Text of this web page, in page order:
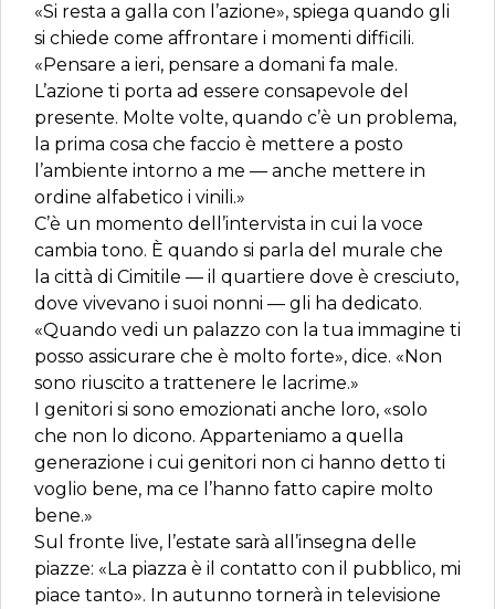
«Si resta a galla con l’azione», spiega quando gli
si chiede come affrontare i momenti difficili.
«Pensare a ieri, pensare a domani fa male.
L’azione ti porta ad essere consapevole del
presente. Molte volte, quando c’è un problema,
la prima cosa che faccio è mettere a posto
l’ambiente intorno a me — anche mettere in
ordine alfabetico i vinili.»
C’è un momento dell’intervista in cui la voce
cambia tono. È quando si parla del murale che
la città di Cimitile — il quartiere dove è cresciuto,
dove vivevano i suoi nonni — gli ha dedicato.
«Quando vedi un palazzo con la tua immagine ti
posso assicurare che è molto forte», dice. «Non
sono riuscito a trattenere le lacrime.»
I genitori si sono emozionati anche loro, «solo
che non lo dicono. Apparteniamo a quella
generazione i cui genitori non ci hanno detto ti
voglio bene, ma ce l’hanno fatto capire molto
bene.»
Sul fronte live, l’estate sarà all’insegna delle
piazze: «La piazza è il contatto con il pubblico, mi
piace tanto». In autunno tornerà in televisione